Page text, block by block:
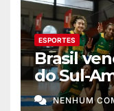
ESPORTES
Brasil
do Sul-
NENHUM